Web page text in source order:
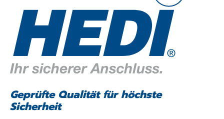
Geprüfte Qualität für höchste
Sicherheit